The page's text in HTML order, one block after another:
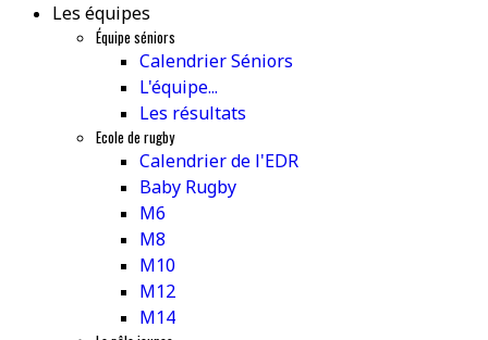
Les équipes
Équipe séniors
Calendrier Séniors
L'équipe...
Les résultats
Ecole de rugby
Calendrier de l'EDR
Baby Rugby
M6
M8
M10
M12
M14